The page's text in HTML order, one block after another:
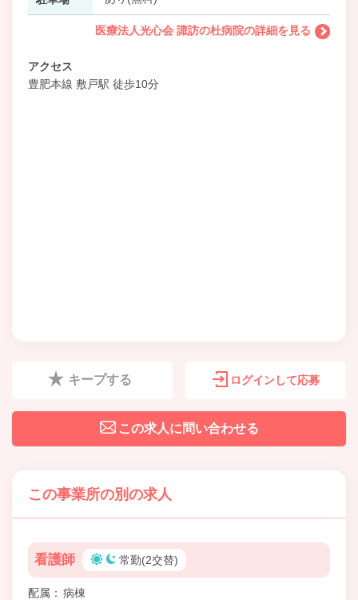
医療法人光心会 諏訪の杜病院の詳細を見る
アクセス
豊肥本線 敷戸駅 徒歩10分
キープする ログインして応募
この求人に問い合わせる
この事業所の別の求人
看護師 常勤(2交替)
配属
病棟